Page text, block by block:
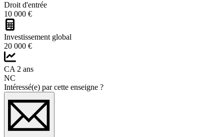
Droit d'entrée
10 000 €
Investissement global
20 000 €
CA 2 ans
NC
Intéressé(e) par cette enseigne ?